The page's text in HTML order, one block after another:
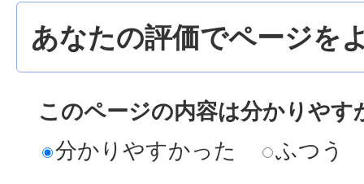
あなたの評価でページを
このページの内容は分かりやす
分かりやすかった
ふつう